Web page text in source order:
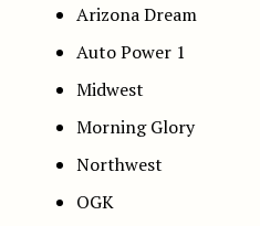
Arizona Dream
Auto Power 1
Midwest
Morning Glory
Northwest
OGK